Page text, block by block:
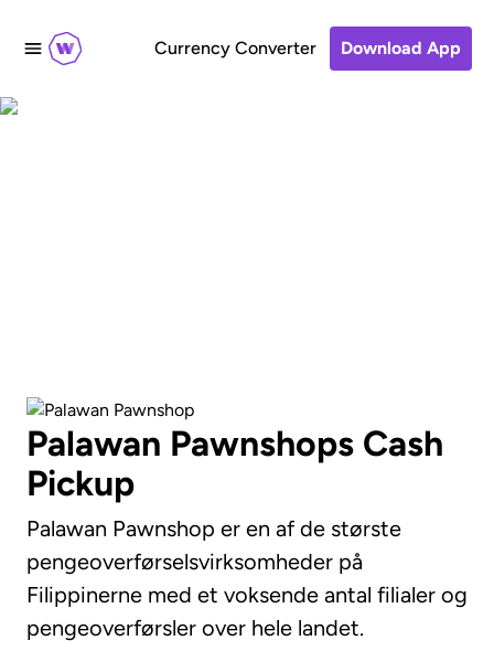
Currency Converter Download App
Palawan Pawnshops Cash
Pickup
Palawan Pawnshop er en af de største
pengeoverførselsvirksomheder på
Filippinerne med et voksende antal filialer og
pengeoverførsler over hele landet.